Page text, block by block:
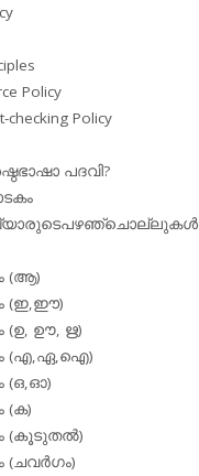
Policy
checking Policy
പദവി?
(ആ)
(ഇ,ഈ)
(ഉ, ഊ, ഋ)
(എ,ഏ,ഐ)
(ഒ,ഓ)
(ക)
(കൂടുതല്‍)
(ചവര്‍ഗം)